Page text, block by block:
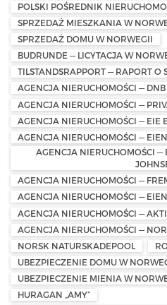
POLSKI POŚREDNIK
SPRZEDAŻ MIESZKANIA W
SPRZEDAŻ DOMU W NORWEGII
BUDRUNDE — LICYTACJA W
TILSTANDSRAPPORT — RAPORT O
AGENCJA NIERUCHOMOŚCI —
AGENCJA NIERUCHOMOŚCI —
AGENCJA NIERUCHOMOŚCI — EIE
AGENCJA NIERUCHOMOŚCI —
AGENCJA NIERUCHOMOŚCI —
AGENCJA NIERUCHOMOŚCI —
AGENCJA NIERUCHOMOŚCI —
AGENCJA NIERUCHOMOŚCI —
AGENCJA NIERUCHOMOŚCI —
NORSK NATURSKADEPOOL
UBEZPIECZENIE DOMU W
UBEZPIECZENIE MIENIA W
HURAGAN „AMY”